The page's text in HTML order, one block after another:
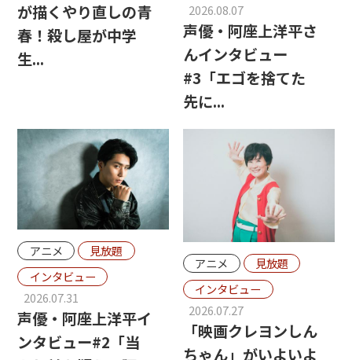
が描くやり直しの青
春！殺し屋が中学
生...
2026.08.07
声優・阿座上洋平さ
んインタビュー
#3「エゴを捨てた
先に...
アニメ
見放題
インタビュー
2026.07.31
声優・阿座上洋平イ
ンタビュー#2「当
アニメ
見放題
インタビュー
2026.07.27
「映画クレヨンしん
ちゃん」がいよいよ